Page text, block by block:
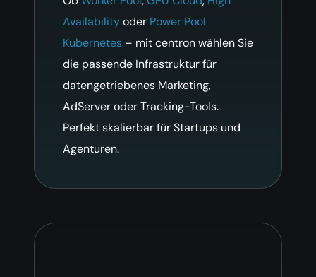
Availabilityoder Power Pool
Kubernetes – mit centron wählen Sie
die passende Infrastruktur für
datengetriebenes Marketing,
AdServer oder Tracking-Tools.
Perfekt skalierbar für Startups und
Agenturen.